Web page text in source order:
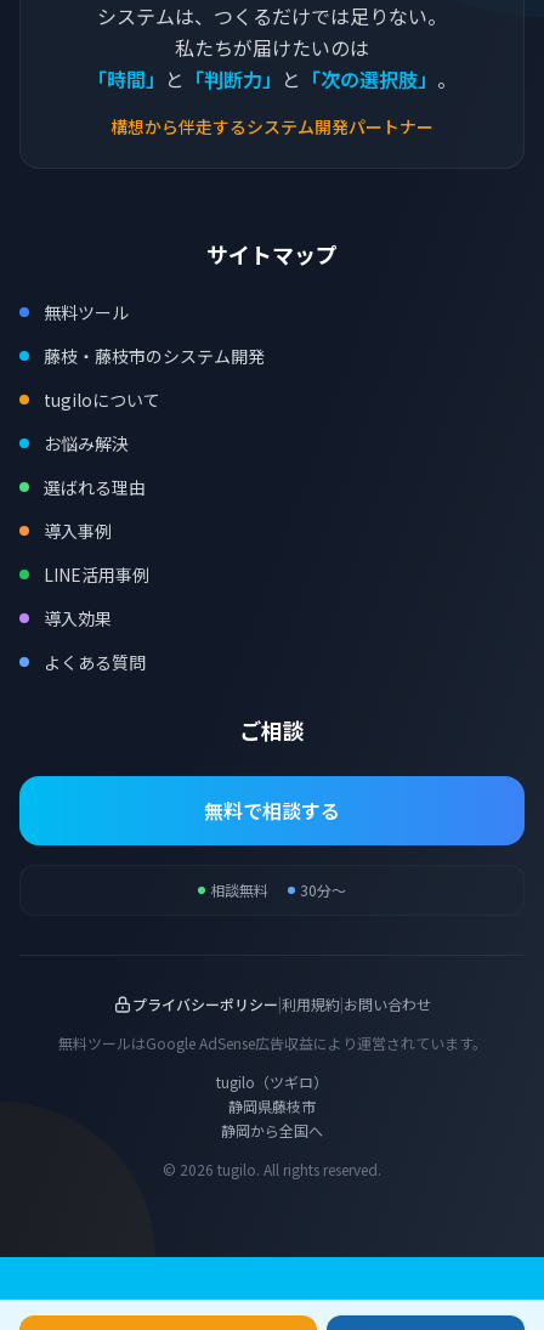
システムは、つくるだけでは足りない。
私たちが届けたいのは
「時間」 と 「判断力」 と 「次の選択肢」 。
構想から伴走するシステム開発パートナー
サイトマップ
無料ツール
藤枝・藤枝市のシステム開発
tugiloについて
お悩み解決
選ばれる理由
導入事例
LINE活用事例
導入効果
よくある質問
ご相談
無料で相談する
相談無料 30分〜
プライバシーポリシー|利用規約|お問い合わせ
無料ツールはGoogle AdSense広告収益により運営されています。
tugilo（ツギロ）
静岡県藤枝市
静岡から全国へ
© 2026 tugilo. All rights reserved.